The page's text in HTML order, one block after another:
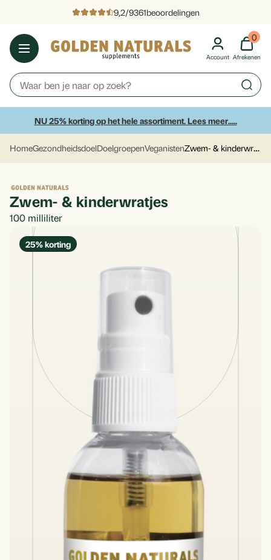
9,2/9361beoordelingen
Account
0
Afrekenen
NU 25% korting op het hele assortiment. Lees meer.....
HomeGezondheidsdoelDoelgroepenVeganisten Zwem- & kinderwratjes
Zwem- & kinderwratjes
100 milliliter
25% korting